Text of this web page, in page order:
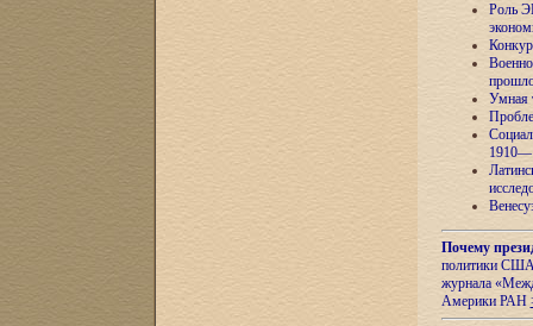
Роль
Умная
Почему
политики США
журнала
Америки РАН